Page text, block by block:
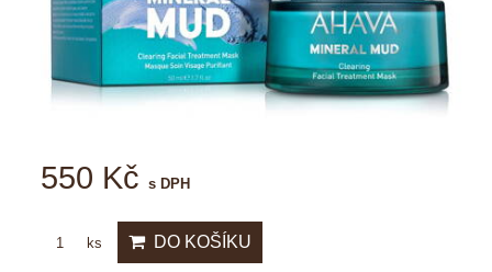
550 Kč s DPH
ks DO KOŠÍKU